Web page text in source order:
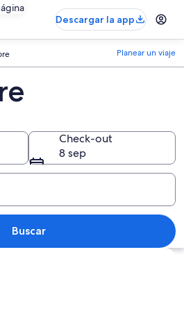
Descargar la app
Planear un viaje
Check-out
8 sep
Buscar